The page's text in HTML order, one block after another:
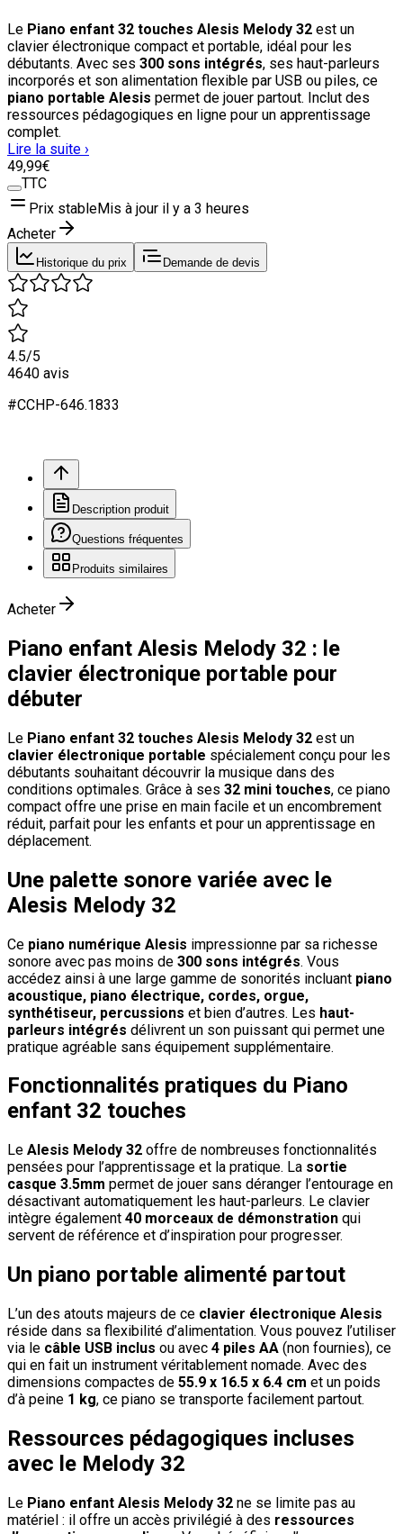
Le Piano enfant 32 touches Alesis Melody 32 est un
clavier électronique compact et portable, idéal pour les
débutants. Avec ses 300 sons intégrés, ses haut-parleurs
incorporés et son alimentation flexible par USB ou piles, ce
piano portable Alesis permet de jouer partout. Inclut des
ressources pédagogiques en ligne pour un apprentissage
complet.
Lire la suite ›
49,99€
TTC
Prix stableMis à jour il y a 3 heures
Acheter
Historique du prix Demande de devis
4.5/5
4640 avis
#CCHP-646.1833
Description produit
Questions fréquentes
Produits similaires
Acheter
Piano enfant Alesis Melody 32 : le
clavier électronique portable pour
débuter
Le Piano enfant 32 touches Alesis Melody 32 est un
clavier électronique portable spécialement conçu pour les
débutants souhaitant découvrir la musique dans des
conditions optimales. Grâce à ses 32 mini touches, ce piano
compact offre une prise en main facile et un encombrement
réduit, parfait pour les enfants et pour un apprentissage en
déplacement.
Une palette sonore variée avec le
Alesis Melody 32
Ce piano numérique Alesis impressionne par sa richesse
sonore avec pas moins de 300 sons intégrés. Vous
accédez ainsi à une large gamme de sonorités incluant piano
acoustique, piano électrique, cordes, orgue,
synthétiseur, percussions et bien d’autres. Les haut-
parleurs intégrés délivrent un son puissant qui permet une
pratique agréable sans équipement supplémentaire.
Fonctionnalités pratiques du Piano
enfant 32 touches
Le Alesis Melody 32 offre de nombreuses fonctionnalités
pensées pour l’apprentissage et la pratique. La sortie
casque 3.5mm permet de jouer sans déranger l’entourage en
désactivant automatiquement les haut-parleurs. Le clavier
intègre également 40 morceaux de démonstration qui
servent de référence et d’inspiration pour progresser.
Un piano portable alimenté partout
L’un des atouts majeurs de ce clavier électronique Alesis
réside dans sa flexibilité d’alimentation. Vous pouvez l’utiliser
via le câble USB inclus ou avec 4 piles AA (non fournies), ce
qui en fait un instrument véritablement nomade. Avec des
dimensions compactes de 55.9 x 16.5 x 6.4 cm et un poids
d’à peine 1 kg, ce piano se transporte facilement partout.
Ressources pédagogiques incluses
avec le Melody 32
Le Piano enfant Alesis Melody 32 ne se limite pas au
matériel : il offre un accès privilégié à des ressources